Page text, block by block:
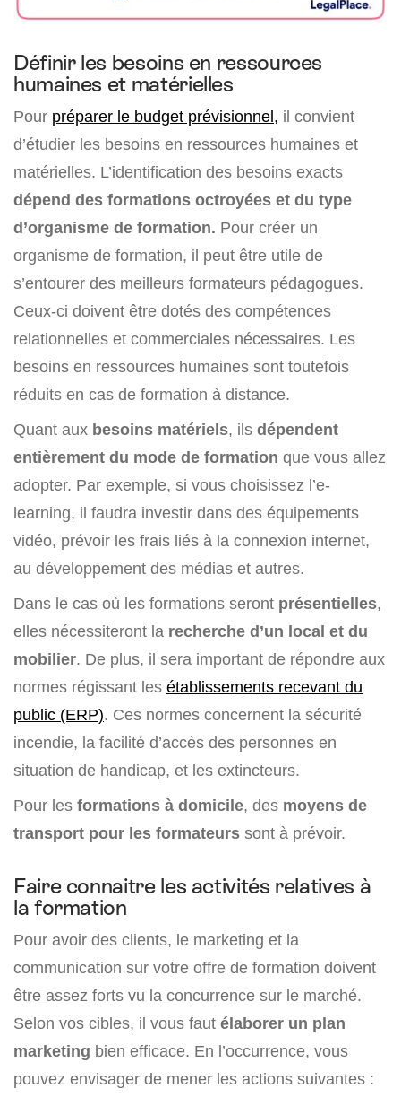
Définir les besoins en ressources
humaines et matérielles
Pour préparer le budget prévisionnel, il convient
d’étudier les besoins en ressources humaines et
matérielles. L’identification des besoins exacts
dépend des formations octroyées et du type
d’organisme de formation. Pour créer un
organisme de formation, il peut être utile de
s’entourer des meilleurs formateurs pédagogues.
Ceux-ci doivent être dotés des compétences
relationnelles et commerciales nécessaires. Les
besoins en ressources humaines sont toutefois
réduits en cas de formation à distance.
Quant aux besoins matériels, ils dépendent
entièrement du mode de formation que vous allez
adopter. Par exemple, si vous choisissez l’e-
learning, il faudra investir dans des équipements
vidéo, prévoir les frais liés à la connexion internet,
au développement des médias et autres.
Dans le cas où les formations seront présentielles,
elles nécessiteront la recherche d’un local et du
mobilier. De plus, il sera important de répondre aux
normes régissant les établissements recevant du
public (ERP). Ces normes concernent la sécurité
incendie, la facilité d’accès des personnes en
situation de handicap, et les extincteurs.
Pour les formations à domicile, des moyens de
transport pour les formateurs sont à prévoir.
Faire connaitre les activités relatives à
la formation
Pour avoir des clients, le marketing et la
communication sur votre offre de formation doivent
être assez forts vu la concurrence sur le marché.
Selon vos cibles, il vous faut élaborer un plan
marketing bien efficace. En l’occurrence, vous
pouvez envisager de mener les actions suivantes :